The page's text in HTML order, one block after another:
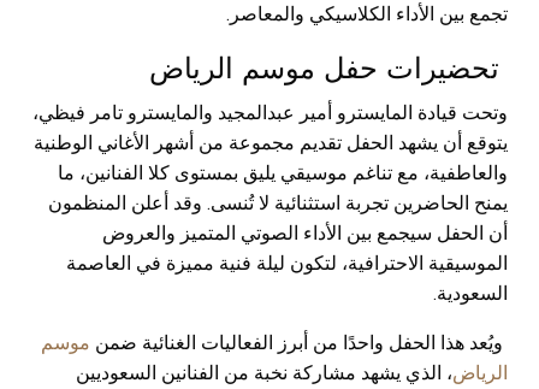
تجمع بين الأداء الكلاسيكي والمعاصر.
تحضيرات حفل موسم الرياض
وتحت قيادة المايسترو أمير عبدالمجيد والمايسترو تامر فيظي،
يتوقع أن يشهد الحفل تقديم مجموعة من أشهر الأغاني الوطنية
والعاطفية، مع تناغم موسيقي يليق بمستوى كلا الفنانين، ما
يمنح الحاضرين تجربة استثنائية لا تُنسى. وقد أعلن المنظمون
أن الحفل سيجمع بين الأداء الصوتي المتميز والعروض
الموسيقية الاحترافية، لتكون ليلة فنية مميزة في العاصمة
السعودية.
ويُعد هذا الحفل واحدًا من أبرز الفعاليات الغنائية ضمن موسم
الرياض، الذي يشهد مشاركة نخبة من الفنانين السعوديين